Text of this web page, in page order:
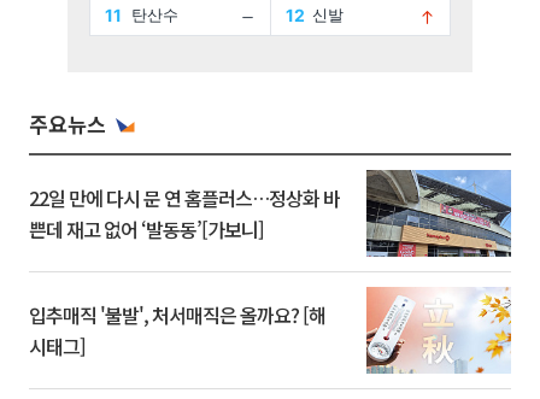
주요뉴스
22일 만에 다시 문 연 홈플러스…정상화 바
쁜데 재고 없어 ‘발동동’[가보니]
입추매직 '불발', 처서매직은 올까요? [해
시태그]